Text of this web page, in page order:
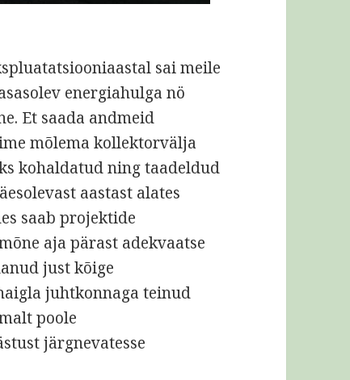
sai meile
energiahulga nö
Et saada andmeid
mõlema kollektorvälja
kohaldatud ning taadeldud
aastast alates
saab projektide
aja pärast adekvaatse
just kõige
juhtkonnaga teinud
poole
järgnevatesse